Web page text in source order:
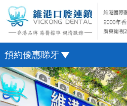
預約優惠睇牙
首頁 home page
醫院簡介 hospital introduction
澳門電話預約
微信預約